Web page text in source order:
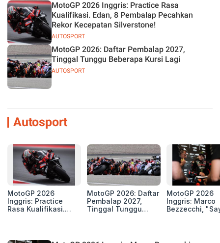
AUTOSPORT
MotoGP 2026 Inggris: Practice Rasa
Kualifikasi. Edan, 8 Pembalap Pecahkan
Rekor Kecepatan Silverstone!
AUTOSPORT
MotoGP 2026: Daftar Pembalap 2027,
Tinggal Tunggu Beberapa Kursi Lagi
Autosport
MotoGP 2026
Inggris: Practice
Rasa Kualifikasi.
Silverstone!
MotoGP 2026: Daftar
Pembalap 2027,
Tinggal Tunggu
MotoGP 2026
Inggris: Marco
Bezzecchi,